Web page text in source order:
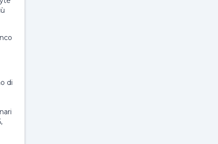
di